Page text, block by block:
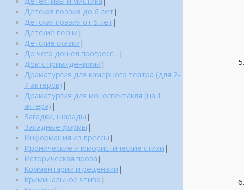
Детская поэзия до 6 лет |
Детская поэзия от 6 лет |
Детские песни |
Детские сказки |
До чего дошел прогресс… |
Дом с привидениями |
Драматургия для камерного театра (для 2-
7 актеров) |
Драматургия для моноспектакля (на 1
актера) |
Загадки, шарады |
Западные формы |
Информация из прессы |
Иронические и юмористические стихи |
Историческая проза |
Комментарии и рецензии |
Криминальное чтиво |